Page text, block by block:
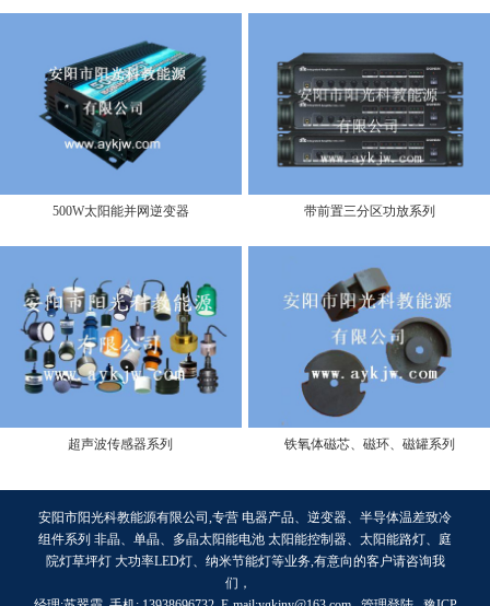
500W太阳能并网逆变器 带前置三分区功放系列
超声波传感器系列 铁氧体磁芯、磁环、磁罐系列
安阳市阳光科教能源有限公司,专营 电器产品、逆变器、半导体温差致冷
组件系列 非晶、单晶、多晶太阳能电池 太阳能控制器、太阳能路灯、庭
院灯草坪灯 大功率LED灯、纳米节能灯等业务,有意向的客户请咨询我
们，